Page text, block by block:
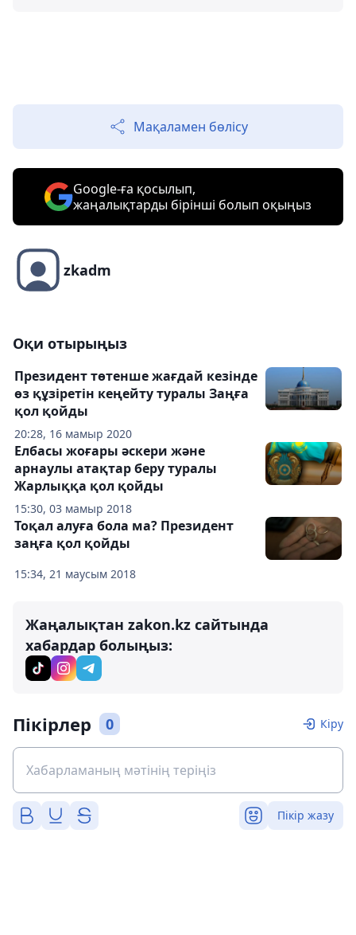
Мақаламен бөлісу
Google-ға қосылып,
жаңалықтарды бірінші болып оқыңыз
zkadm
Оқи отырыңыз
20:28, 16 мамыр 2020
Президент төтенше жағдай кезінде
өз құзіретін кеңейту туралы Заңға
қол қойды
15:30, 03 мамыр 2018
Елбасы жоғары әскери және
арнаулы атақтар беру туралы
Жарлыққа қол қойды
15:34, 21 маусым 2018
Тоқал алуға бола ма? Президент
заңға қол қойды
Жаңалықтан zakon.kz сайтында
хабардар болыңыз:
Пікірлер 0 Кіру
Пікір жазу